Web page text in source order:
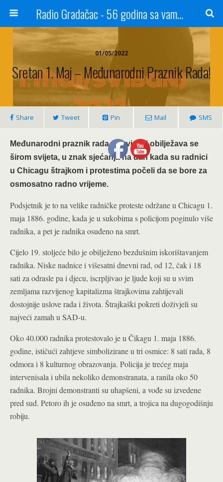
Radio Gradačac - 56 godina sa vama...
01/05/2022
Sretan 1. Maj – Međunarodni Praznik Rada!
Share Tweet Pin Mail SMS
Međunarodni praznik rada – Prvi maj obilježava se
širom svijeta, u znak sjećanja na dan kada su radnici
u Chicagu štrajkom i protestima počeli da se bore za
osmosatno radno vrijeme.
Podsjetnik je to na velike radničke proteste održane u Chicagu 1.
maja 1886. godine, kada je u sukobima s policijom poginulo više
radnika, a pet je radnika osuđeno na smrt.
Cijelo 19. stoljeće bilo je obilježeno bezdušnim iskorištavanjem
radnika. Niske nadnice i višesatni dnevni rad, od 12, čak i 18
sati za odrasle pa i djecu, iscrpljivao je ljude koji su u svim
zemljama razvijenog kapitalizma štrajkovima zahtijevali
dostojnije uslove rada i života. Štrajkaški pokreti doživjeli su
najveći zamah u SAD-u.
Oko 40.000 radnika protestovalo je u Čikagu 1. maja 1886.
godine, ističući zahtjeve simbolizirane u tri osmice: 8 sati rada, 8
odmora i 8 kulturnog obrazovanja. Policija je trećeg maja
intervenisala i ubila nekoliko demonstranata, a ranila oko 50
radnika. Brojni demonstranti su uhapšeni, a vođe su izvedene
pred sud. Petoro ih je osuđeno na smrt, a trojica na dugogodišnju
robiju.